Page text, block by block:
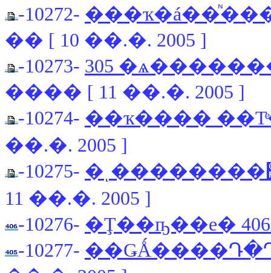
-10272-
�� [ 10 ��.�. 2005 ]
-10273- 305
���� [ 11 ��.�. 2005 ]
-10274- ��ҡ����
��.�. 2005 ]
-10275-
11 ��.�. 2005 ]
-10276- �Ţ��ҧ��е� 406
-10277-